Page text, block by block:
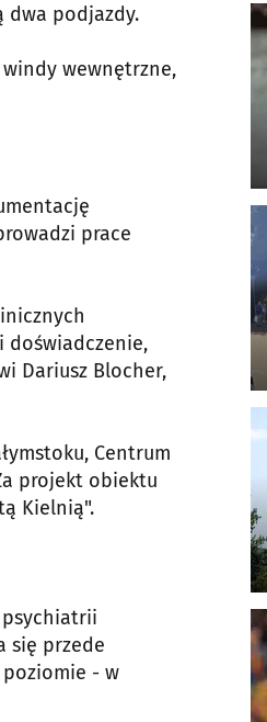
dwa podjazdy.
wewnętrzne,
prace
doświadczenie,
Dariusz Blocher,
Centrum
projekt obiektu
Kielnią".
się przede
- w